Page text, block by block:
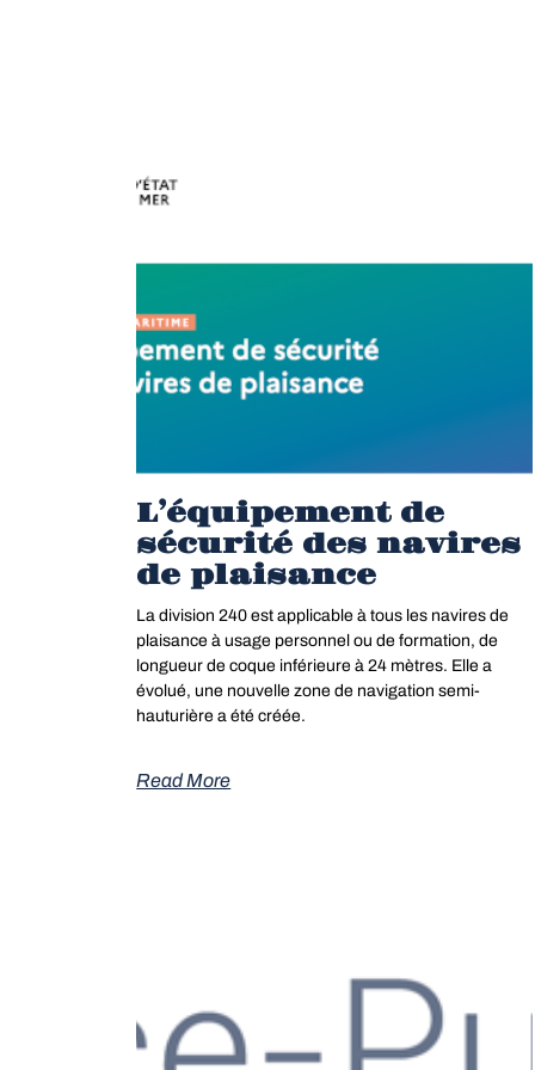
L’équipement de
sécurité des navires
de plaisance
La division 240 est applicable à tous les navires de
plaisance à usage personnel ou de formation, de
longueur de coque inférieure à 24 mètres. Elle a
évolué, une nouvelle zone de navigation semi-
hauturière a été créée.
Read More